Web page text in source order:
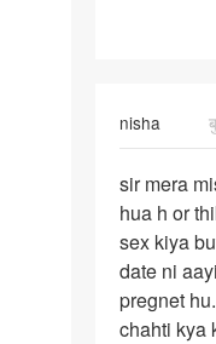
nisha
sir
mera
misscirrage
12
june
sir mera
hua h or
sex kiya
date ni
pregnet
chahti kya